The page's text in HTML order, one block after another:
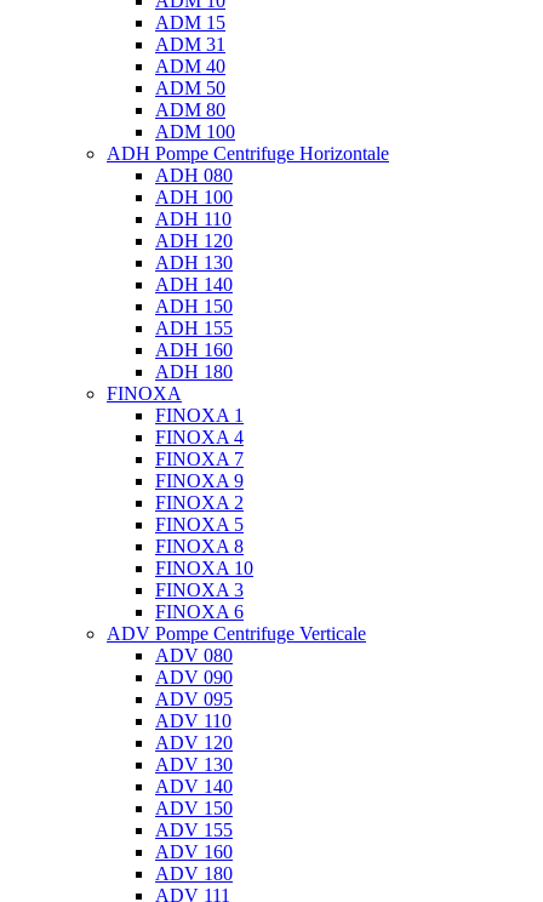
ADM 15
ADM 31
ADM 40
ADM 50
ADM 80
ADM 100
ADH Pompe Centrifuge Horizontale
ADH 080
ADH 100
ADH 110
ADH 120
ADH 130
ADH 140
ADH 150
ADH 155
ADH 160
ADH 180
FINOXA
FINOXA 1
FINOXA 4
FINOXA 7
FINOXA 9
FINOXA 2
FINOXA 5
FINOXA 8
FINOXA 10
FINOXA 3
FINOXA 6
ADV Pompe Centrifuge Verticale
ADV 080
ADV 090
ADV 095
ADV 110
ADV 120
ADV 130
ADV 140
ADV 150
ADV 155
ADV 160
ADV 180
ADV 111